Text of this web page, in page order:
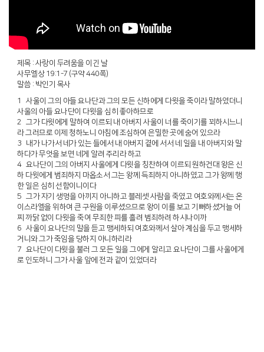
제목 : 사랑이 두려움을 이긴 날
사무엘상 19:1-7 (구약 440쪽)
말씀 : 박인기 목사
1 사울이 그의 아들 요나단과 그의 모든 신하에게 다윗을 죽이라 말하였더니
사울의 아들 요나단이 다윗을 심히 좋아하므로
2 그가 다윗에게 말하여 이르되 내 아버지 사울이 너를 죽이기를 꾀하시느니
라 그러므로 이제 청하노니 아침에 조심하여 은밀한 곳에 숨어 있으라
3 내가 나가서 네가 있는 들에서 내 아버지 곁에 서서 네 일을 내 아버지와 말
하다가 무엇을 보면 네게 알려 주리라 하고
4 요나단이 그의 아버지 사울에게 다윗을 칭찬하여 이르되 원하건대 왕은 신
하 다윗에게 범죄하지 마옵소서 그는 왕께 득죄하지 아니하였고 그가 왕께 행
한 일은 심히 선함이니이다
5 그가 자기 생명을 아끼지 아니하고 블레셋 사람을 죽였고 여호와께서는 온
이스라엘을 위하여 큰 구원을 이루셨으므로 왕이 이를 보고 기뻐하셨거늘 어
찌 까닭 없이 다윗을 죽여 무죄한 피를 흘려 범죄하려 하시나이까
6 사울이 요나단의 말을 듣고 맹세하되 여호와께서 살아 계심을 두고 맹세하
거니와 그가 죽임을 당하지 아니하리라
7 요나단이 다윗을 불러 그 모든 일을 그에게 알리고 요나단이 그를 사울에게
로 인도하니 그가 사울 앞에 전과 같이 있었더라